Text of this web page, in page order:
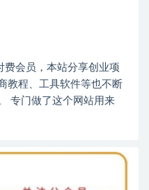
会员，本站分享创业项
教程、工具软件等也不断
专门做了这个网站用来